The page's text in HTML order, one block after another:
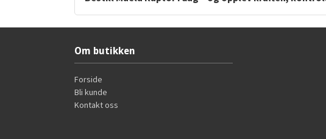
Om butikken
Forside
Bli kunde
Kontakt oss